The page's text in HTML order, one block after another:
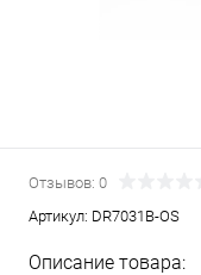
Отзывов: 0
Артикул: DR7031B-OS
Описание товара: